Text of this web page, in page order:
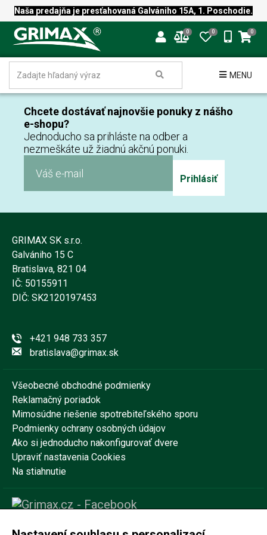
Naša predajňa je presťahovaná Galvániho 15A, 1. Poschodie.
0 0 0
MENU
Chcete dostávať najnovšie ponuky z nášho
e-shopu?
Jednoducho sa prihláste na odber a
nezmeškáte už žiadnú akčnú ponuki.
Prihlásiť
GRIMAX SK s.r.o.
Galvániho 15 C
Bratislava, 821 04
IČ: 50155911
DIČ: SK2120197453
+421 948 733 357
bratislava@grimax.sk
Všeobecné obchodné podmienky
Reklamačný poriadok
Mimosúdne riešenie spotrebiteľského sporu
Podmienky ochrany osobných údajov
Ako si jednoducho nakonfigurovať dvere
Upraviť nastavenia Cookies
Na stiahnutie